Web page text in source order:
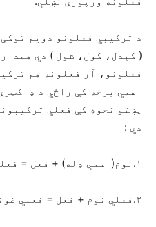
د ترکیبي فعلونو دویم
( کېدل، کول، شول ) دي
فعلونو، آر فعلونه هم
اسمي برخه کې راځي د
پښتو نحوه کې فعلي
دي :
۱.نوم(اسمي ډله) + فعل = فعلي غونډ (ترکیب)
۲.فعلي نوم + فعل = فعلي غونډ (ترکیب)